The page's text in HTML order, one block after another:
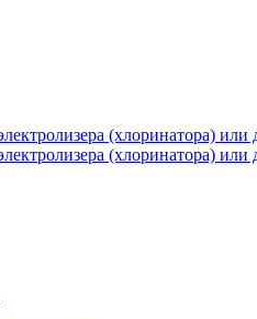
(хлоринатора) или
(хлоринатора) или